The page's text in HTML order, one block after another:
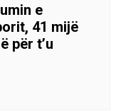
e
41 mijë
për t’u